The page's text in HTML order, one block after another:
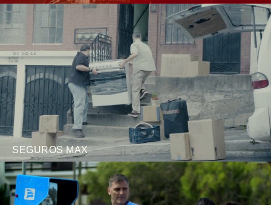
SEGUROS MAX